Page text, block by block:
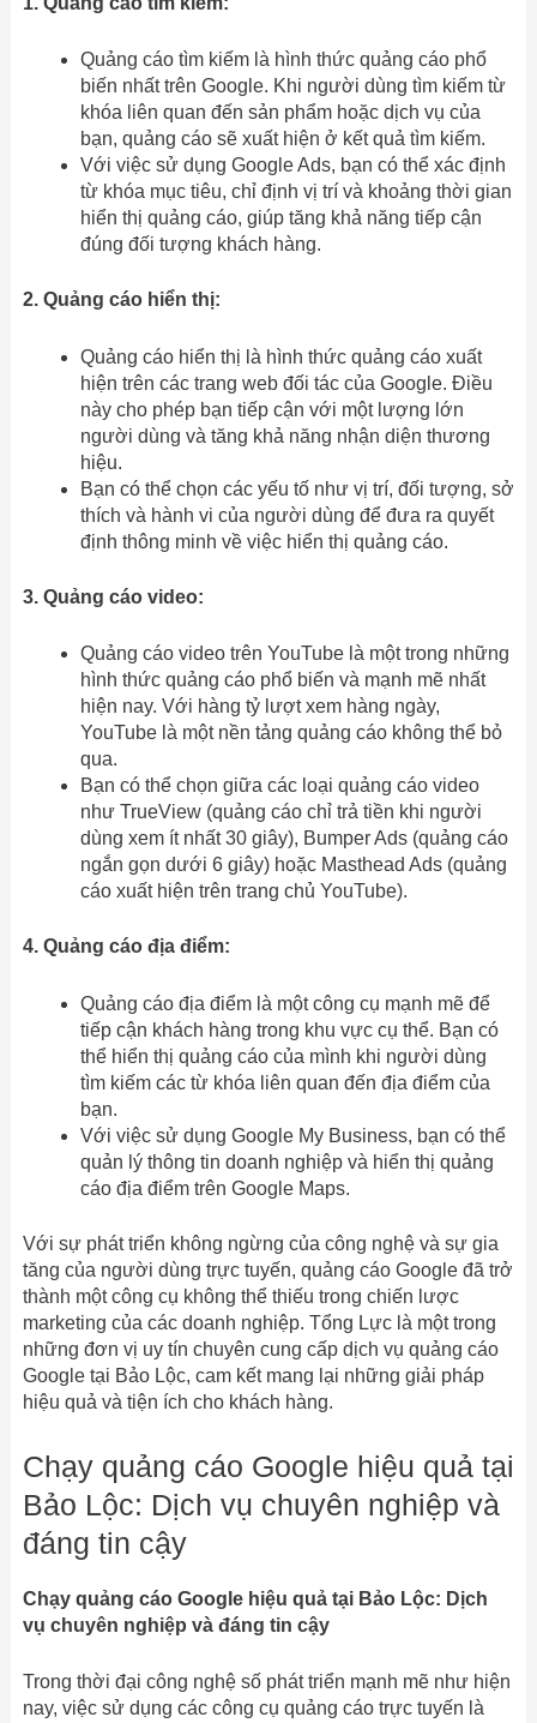
Quảng cáo tìm kiếm là hình thức quảng cáo phổ
biến nhất trên Google. Khi người dùng tìm kiếm từ
khóa liên quan đến sản phẩm hoặc dịch vụ của
bạn, quảng cáo sẽ xuất hiện ở kết quả tìm kiếm.
Với việc sử dụng Google Ads, bạn có thể xác định
từ khóa mục tiêu, chỉ định vị trí và khoảng thời gian
hiển thị quảng cáo, giúp tăng khả năng tiếp cận
đúng đối tượng khách hàng.
2. Quảng cáo hiển thị:
Quảng cáo hiển thị là hình thức quảng cáo xuất
hiện trên các trang web đối tác của Google. Điều
này cho phép bạn tiếp cận với một lượng lớn
người dùng và tăng khả năng nhận diện thương
hiệu.
Bạn có thể chọn các yếu tố như vị trí, đối tượng, sở
thích và hành vi của người dùng để đưa ra quyết
định thông minh về việc hiển thị quảng cáo.
3. Quảng cáo video:
Quảng cáo video trên YouTube là một trong những
hình thức quảng cáo phổ biến và mạnh mẽ nhất
hiện nay. Với hàng tỷ lượt xem hàng ngày,
YouTube là một nền tảng quảng cáo không thể bỏ
qua.
Bạn có thể chọn giữa các loại quảng cáo video
như TrueView (quảng cáo chỉ trả tiền khi người
dùng xem ít nhất 30 giây), Bumper Ads (quảng cáo
ngắn gọn dưới 6 giây) hoặc Masthead Ads (quảng
cáo xuất hiện trên trang chủ YouTube).
4. Quảng cáo địa điểm:
Quảng cáo địa điểm là một công cụ mạnh mẽ để
tiếp cận khách hàng trong khu vực cụ thể. Bạn có
thể hiển thị quảng cáo của mình khi người dùng
tìm kiếm các từ khóa liên quan đến địa điểm của
bạn.
Với việc sử dụng Google My Business, bạn có thể
quản lý thông tin doanh nghiệp và hiển thị quảng
cáo địa điểm trên Google Maps.
Với sự phát triển không ngừng của công nghệ và sự gia
tăng của người dùng trực tuyến, quảng cáo Google đã trở
thành một công cụ không thể thiếu trong chiến lược
marketing của các doanh nghiệp. Tổng Lực là một trong
những đơn vị uy tín chuyên cung cấp dịch vụ quảng cáo
Google tại Bảo Lộc, cam kết mang lại những giải pháp
hiệu quả và tiện ích cho khách hàng.
Chạy quảng cáo Google hiệu quả tại
Bảo Lộc: Dịch vụ chuyên nghiệp và
đáng tin cậy
Chạy quảng cáo Google hiệu quả tại Bảo Lộc: Dịch
vụ chuyên nghiệp và đáng tin cậy
Trong thời đại công nghệ số phát triển mạnh mẽ như hiện
nay, việc sử dụng các công cụ quảng cáo trực tuyến là